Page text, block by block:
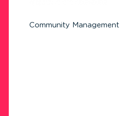
Community Management